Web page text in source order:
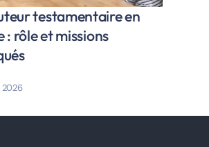
testamentaire en
: rôle et missions
2026